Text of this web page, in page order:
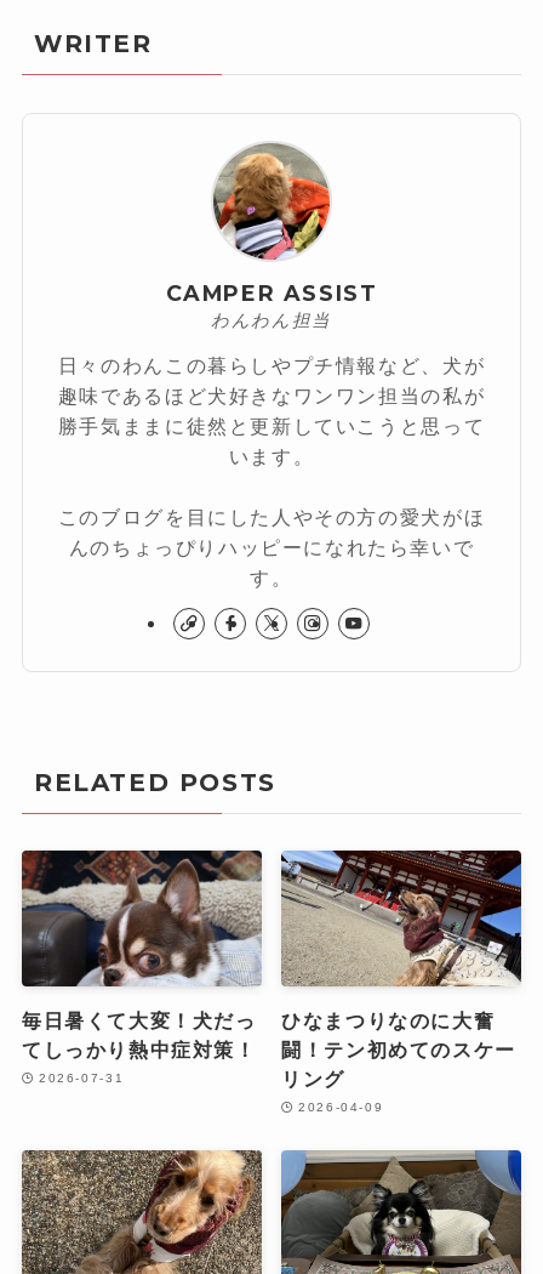
WRITER
CAMPER ASSIST
わんわん担当
日々のわんこの暮らしやプチ情報など、犬が
趣味であるほど犬好きなワンワン担当の私が
勝手気ままに徒然と更新していこうと思って
います。
このブログを目にした人やその方の愛犬がほ
んのちょっぴりハッピーになれたら幸いで
す。
RELATED POSTS
毎日暑くて大変！犬だっ
てしっかり熱中症対策！
2026-07-31
ひなまつりなのに大奮
闘！テン初めてのスケー
リング
2026-04-09